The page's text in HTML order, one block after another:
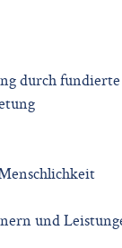
durch
und